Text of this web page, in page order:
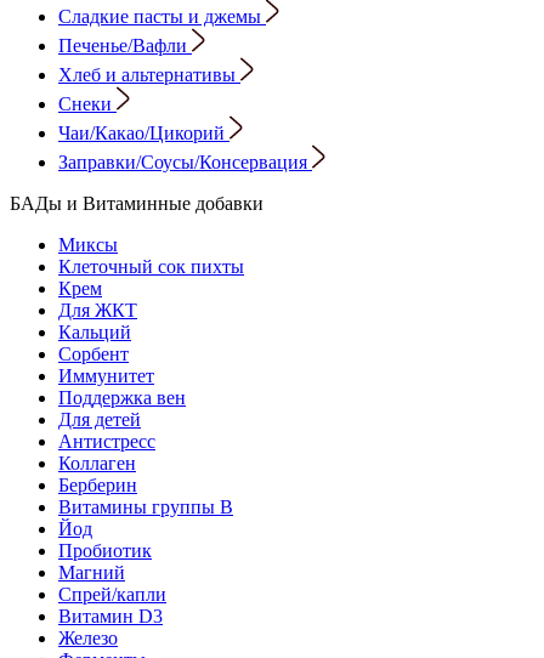
Сладкие пасты и джемы
Печенье/Вафли
Хлеб и альтернативы
Снеки
Чаи/Какао/Цикорий
Заправки/Соусы/Консервация
БАДы и Витаминные добавки
Миксы
Клеточный сок пихты
Крем
Для ЖКТ
Кальций
Сорбент
Иммунитет
Поддержка вен
Для детей
Антистресс
Коллаген
Берберин
Витамины группы B
Йод
Пробиотик
Магний
Спрей/капли
Витамин D3
Железо